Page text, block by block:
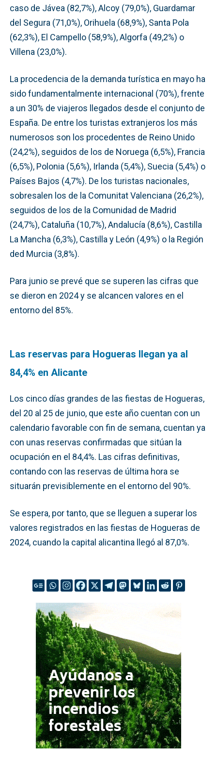
caso de Jávea (82,7%), Alcoy (79,0%), Guardamar
del Segura (71,0%), Orihuela (68,9%), Santa Pola
(62,3%), El Campello (58,9%), Algorfa (49,2%) o
Villena (23,0%).
La procedencia de la demanda turística en mayo ha
sido fundamentalmente internacional (70%), frente
a un 30% de viajeros llegados desde el conjunto de
España. De entre los turistas extranjeros los más
numerosos son los procedentes de Reino Unido
(24,2%), seguidos de los de Noruega (6,5%), Francia
(6,5%), Polonia (5,6%), Irlanda (5,4%), Suecia (5,4%) o
Países Bajos (4,7%). De los turistas nacionales,
sobresalen los de la Comunitat Valenciana (26,2%),
seguidos de los de la Comunidad de Madrid
(24,7%), Cataluña (10,7%), Andalucía (8,6%), Castilla
La Mancha (6,3%), Castilla y León (4,9%) o la Región
ded Murcia (3,8%).
Para junio se prevé que se superen las cifras que
se dieron en 2024 y se alcancen valores en el
entorno del 85%.
Las reservas para Hogueras llegan ya al
84,4% en Alicante
Los cinco días grandes de las fiestas de Hogueras,
del 20 al 25 de junio, que este año cuentan con un
calendario favorable con fin de semana, cuentan ya
con unas reservas confirmadas que sitúan la
ocupación en el 84,4%. Las cifras definitivas,
contando con las reservas de última hora se
situarán previsiblemente en el entorno del 90%.
Se espera, por tanto, que se lleguen a superar los
valores registrados en las fiestas de Hogueras de
2024, cuando la capital alicantina llegó al 87,0%.